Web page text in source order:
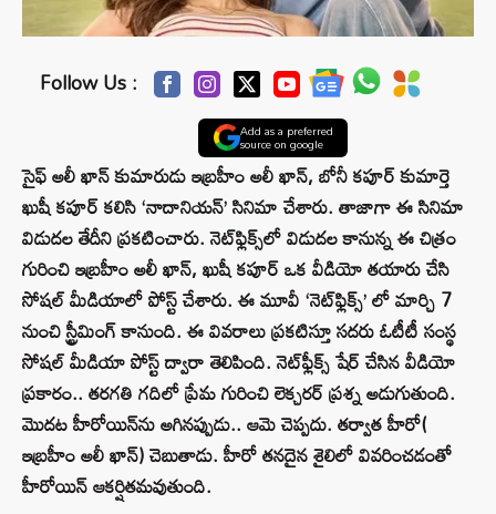
Follow Us :
Add as a preferred
source on google
సైఫ్ అలీ ఖాన్ కుమారుడు ఇబ్రహీం అలీ ఖాన్, బోనీ కపూర్ కుమార్తె
ఖుషీ కపూర్ కలిసి ‘నాదానియన్‌’ సినిమా చేశారు. తాజాగా ఈ సినిమా
విడుదల తేదీని ప్రకటించారు. నెట్‌ఫ్లిక్స్‌లో విడుదల కానున్న ఈ చిత్రం
గురించి ఇబ్రహీం అలీ ఖాన్, ఖుషీ కపూర్ ఒక వీడియో తయారు చేసి
సోషల్ మీడియాలో పోస్ట్ చేశారు. ఈ మూవీ ‘నెట్‌ఫ్లిక్స్‌’ లో మార్చి 7
నుంచి స్ట్రీమింగ్‌ కానుంది. ఈ వివరాలు ప్రకటిస్తూ సదరు ఓటీటీ సంస్థ
సోషల్ మీడియా పోస్ట్ ద్వారా తెలిపింది. నెట్‌ఫ్లీక్స్ షేర్ చేసిన వీడియో
ప్రకారం.. తరగతి గదిలో ప్రేమ గురించి లెక్చరర్ ప్రశ్న అడుగుతుంది.
మొదట హీరోయిన్‌ను అగినప్పుడు.. ఆమె చెప్పదు. తర్వాత హీరో(
ఇబ్రహీం అలీ ఖాన్) చెబుతాడు. హీరో తనదైన శైలిలో వివరించడంతో
హీరోయిన్‌ ఆకర్షితమవుతుంది.